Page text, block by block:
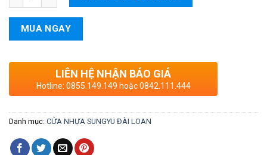
MUA NGAY
LIÊN HỆ NHẬN BÁO GIÁ
Hotline: 0855.149.149 hoặc 0842.111.444
Danh mục: CỬA NHỰA SUNGYU ĐÀI LOAN